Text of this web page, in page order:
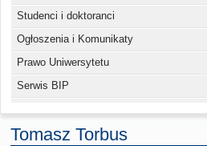
Studenci i doktoranci
Ogłoszenia i Komunikaty
Prawo Uniwersytetu
Serwis BIP
Tomasz Torbus